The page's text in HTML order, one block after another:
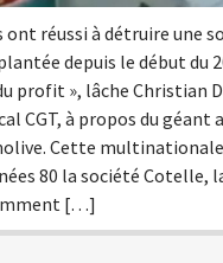
ont réussi à détruire une
depuis le début du
profit », lâche Christian
CGT, à propos du géant
Cette
80 la société Cotelle,
[…]